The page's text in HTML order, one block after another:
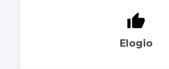
Elogio